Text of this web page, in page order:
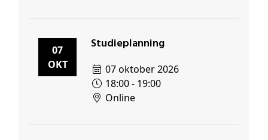
07
OKT
Studieplanning
07 oktober 2026
18:00 - 19:00
Online